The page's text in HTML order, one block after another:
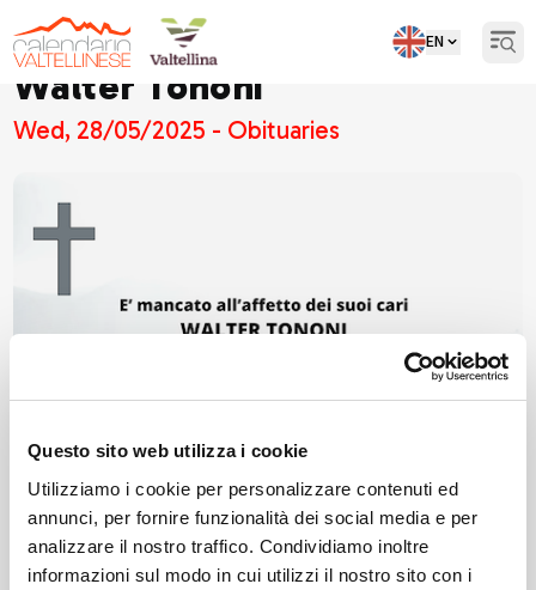
Questo sito web utilizza i cookie
Utilizziamo i cookie per personalizzare contenuti ed
annunci, per fornire funzionalità dei social media e per
analizzare il nostro traffico. Condividiamo inoltre
informazioni sul modo in cui utilizzi il nostro sito con i
EN
Walter Tononi
Wed, 28/05/2025 - Obituaries